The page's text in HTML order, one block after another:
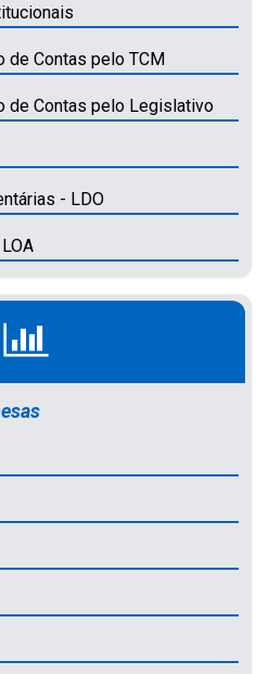
de Contas pelo TCM
de Contas pelo Legislativo
- LDO